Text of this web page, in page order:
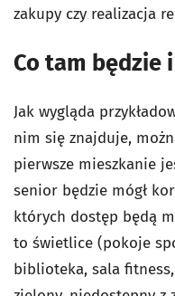
zakupy czy realizacja
Co tam będzie
Jak wygląda
nim się znajduje,
pierwsze mieszkanie
senior będzie mógł
których dostęp będą
to świetlice (pokoje
biblioteka, sala